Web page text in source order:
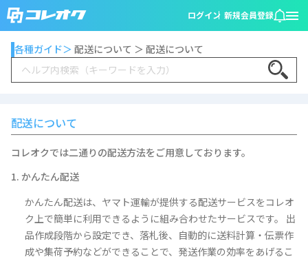
ログイン 新規会員登録
各種ガイド＞ 配送について ＞ 配送について
Search
配送について
コレオクでは二通りの配送方法をご用意しております。
1. かんたん配送
かんたん配送は、ヤマト運輸が提供する配送サービスをコレオ
ク上で簡単に利用できるように組み合わせたサービスです。 出
品作成段階から設定でき、落札後、自動的に送料計算・伝票作
成や集荷予約などができることで、発送作業の効率をあげるこ